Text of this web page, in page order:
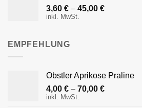
3,60 € – 45,00 €
inkl. MwSt.
EMPFEHLUNG
Obstler Aprikose Praline
4,00 € – 70,00 €
inkl. MwSt.